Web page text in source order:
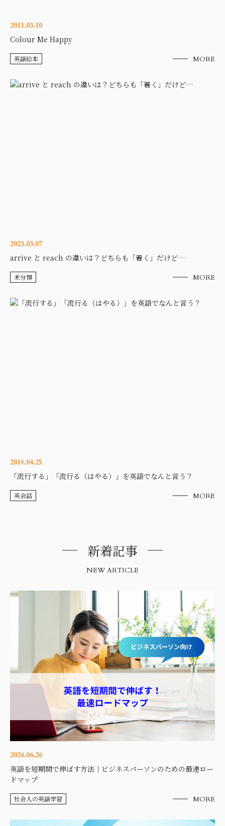
2011.03.10
Colour Me Happy
英語絵本 MORE
2023.03.07
arrive と reach の違いは？どちらも「着く」だけど…
未分類 MORE
2018.04.25
「流行する」「流行る（はやる）」を英語でなんと言う？
英会話 MORE
新着記事
NEW ARTICLE
2026.06.26
英語を短期間で伸ばす方法｜ビジネスパーソンのための最速ロー
ドマップ
社会人の英語学習 MORE